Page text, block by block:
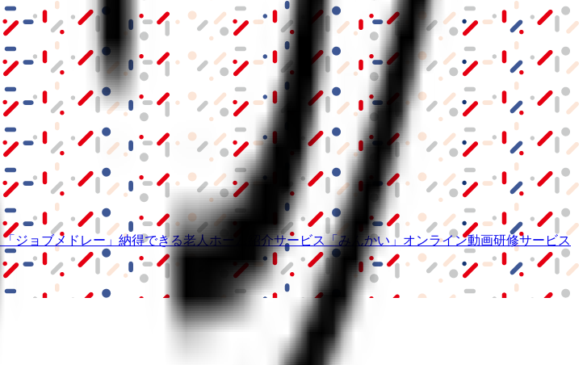
「ジョブメドレー」 納得できる老人ホーム紹介サービス 「みんかい」 オンライン動画研修サービス